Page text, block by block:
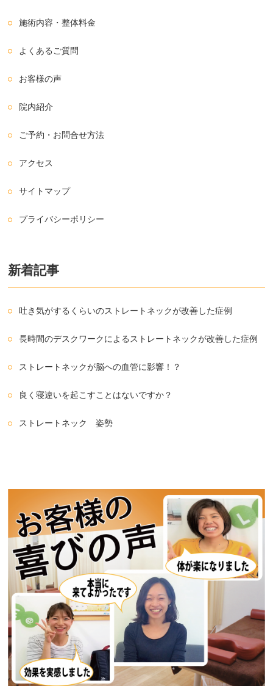
施術内容・整体料金
よくあるご質問
お客様の声
院内紹介
ご予約・お問合せ方法
アクセス
サイトマップ
プライバシーポリシー
新着記事
吐き気がするくらいのストレートネックが改善した症例
長時間のデスクワークによるストレートネックが改善した症例
ストレートネックが脳への血管に影響！？
良く寝違いを起こすことはないですか？
ストレートネック 姿勢